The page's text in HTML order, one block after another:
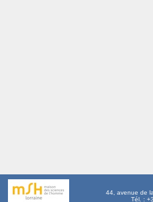
44, avenue de
Tél. :